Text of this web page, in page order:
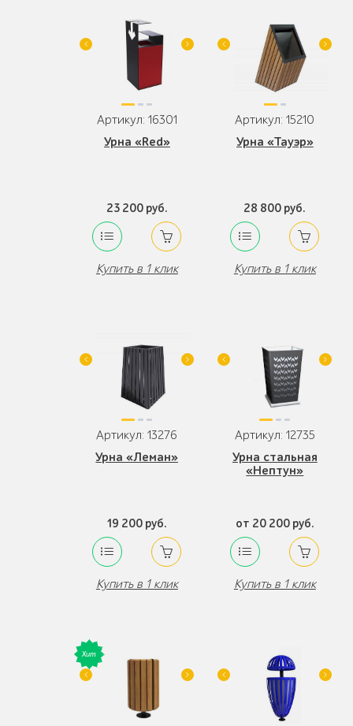
Артикул: 16301
Урна «Red»
23 200 руб.
Купить в 1 клик
Артикул: 15210
Урна «Тауэр»
28 800 руб.
Купить в 1 клик
Артикул: 13276
Урна «Леман»
19 200 руб.
Купить в 1 клик
Артикул: 12735
Урна стальная
«Нептун»
от 20 200 руб.
Купить в 1 клик